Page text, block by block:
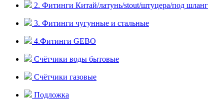
2. Фитинги Китай/латунь/stout/штуцера/под шланг
3. Фитинги чугунные и стальные
4.Фитинги GEBO
Счётчики воды бытовые
Счётчики газовые
Подложка